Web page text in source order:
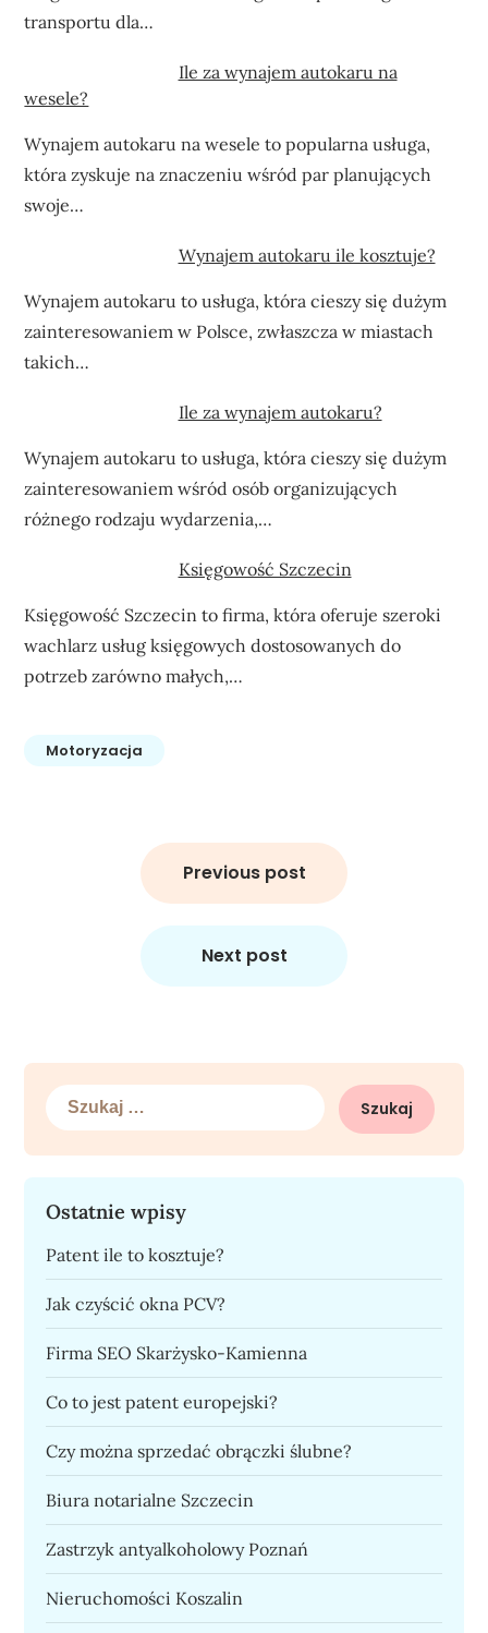
transportu dla…
Ile za wynajem autokaru na
wesele?
Wynajem autokaru na wesele to popularna usługa,
która zyskuje na znaczeniu wśród par planujących
swoje…
Wynajem autokaru ile kosztuje?
Wynajem autokaru to usługa, która cieszy się dużym
zainteresowaniem w Polsce, zwłaszcza w miastach
takich…
Ile za wynajem autokaru?
Wynajem autokaru to usługa, która cieszy się dużym
zainteresowaniem wśród osób organizujących
różnego rodzaju wydarzenia,…
Księgowość Szczecin
Księgowość Szczecin to firma, która oferuje szeroki
wachlarz usług księgowych dostosowanych do
potrzeb zarówno małych,…
Motoryzacja
Previous post
Next post
Szukaj:
Ostatnie wpisy
Patent ile to kosztuje?
Jak czyścić okna PCV?
Firma SEO Skarżysko-Kamienna
Co to jest patent europejski?
Czy można sprzedać obrączki ślubne?
Biura notarialne Szczecin
Zastrzyk antyalkoholowy Poznań
Nieruchomości Koszalin